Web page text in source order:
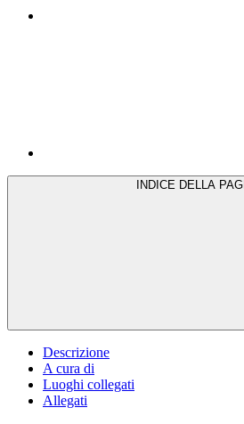
Descrizione
A cura di
Luoghi collegati
Allegati